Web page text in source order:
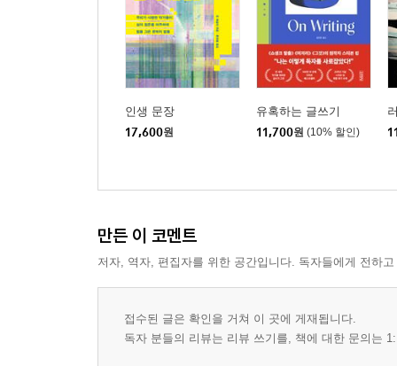
인생 문장
17,600원
유혹하는 글쓰기
11,700원 (10% 할인)
만든 이 코멘트
저자, 역자, 편집자를 위한 공간입니다. 독자들에게 전하
접수된 글은 확인을 거쳐 이 곳에 게재됩니다.
독자 분들의 리뷰는 리뷰 쓰기를, 책에 대한 문의는